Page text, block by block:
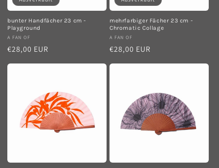
bunter Handfächer 23 cm -
Playground
Anbieter:
A FAN OF
Normaler
€28,00 EUR
mehrfarbiger Fächer 23 cm -
Chromatic Collage
Anbieter:
A FAN OF
Normaler
€28,00 EUR